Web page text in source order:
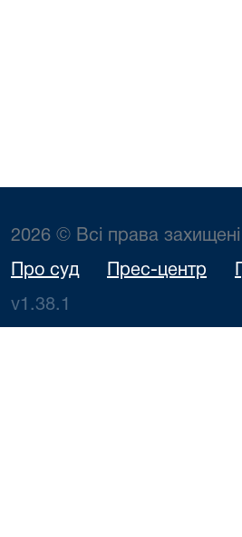
2026 © Всі права захищені
Про суд Прес-центр
v1.38.1